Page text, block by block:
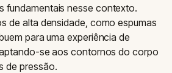
fundamentais nesse contexto.
de alta densidade, como espumas
para uma experiência de
se aos contornos do corpo
de pressão.